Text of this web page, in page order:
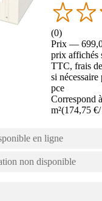
(0)
Prix —
prix affichés
TTC, frais
si nécessaire
pce
Correspond
m²(174,75 €/
en ligne
non disponible